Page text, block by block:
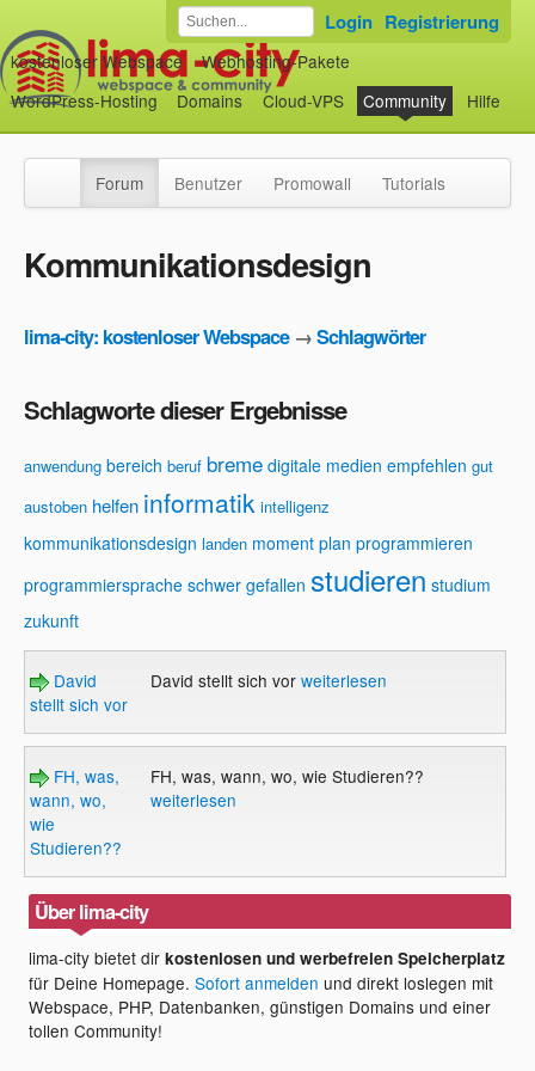
kostenloser Webspace
Webhosting-Pakete
WordPress-Hosting
Domains Cloud-VPS Community Hilfe
Login Registrierung
Forum Benutzer Promowall Tutorials
Kommunikationsdesign
lima-city: kostenloser Webspace→Schlagwörter
Schlagworte dieser Ergebnisse
anwendung bereich beruf breme digitale medien empfehlen gut
austoben helfen informatik intelligenz
kommunikationsdesign landen moment plan programmieren
programmiersprache schwer gefallen studieren studium
zukunft
David
stellt sich vor
David stellt sich vor weiterlesen
FH, was,
wann, wo,
wie
Studieren??
FH, was, wann, wo, wie Studieren??
weiterlesen
Über lima-city
lima-city bietet dirkostenlosen und werbefreien Speicherplatz
für Deine Homepage.Sofort anmelden und direkt loslegen mit
Webspace, PHP, Datenbanken, günstigen Domains und einer
tollen Community!